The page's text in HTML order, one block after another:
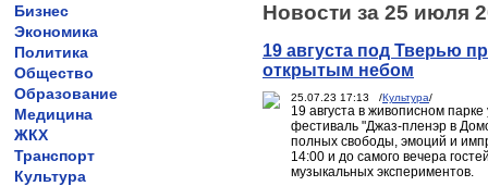
Бизнес
Экономика
Политика
Общество
Образование
Медицина
ЖКХ
Транспорт
Культура
Новости за 25 июля
19 августа под Тверью
открытым небом
25.07.23 17:13 /Культура/
19 августа в живописном
фестиваль "Джаз-пленэр в
полных свободы, эмоций и
14:00 и до самого вечера
музыкальных экспериментов.